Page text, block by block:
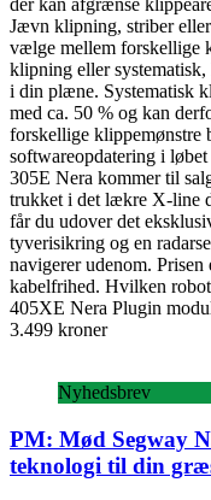
der kan afgrænse
Jævn klipning, striber
vælge mellem forskellige
klipning eller systematisk,
i din plæne. Systematisk
med ca. 50 % og kan
forskellige
softwareopdatering i
305E Nera kommer til
trukket i det lækre X-line
får du udover det
tyverisikring og en
navigerer udenom.
kabelfrihed. Hvilken
405XE Nera Plugin
3.499 kroner
Nyhedsbrev
PM: Mød Segway
teknologi til din